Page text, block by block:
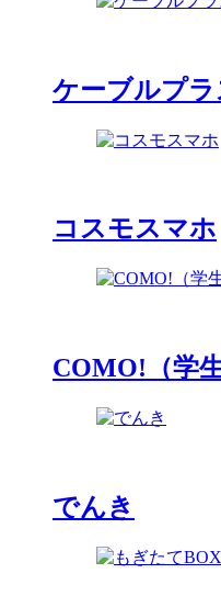
ケーブルプ
コスモスマホ
COMO!（学
でんき